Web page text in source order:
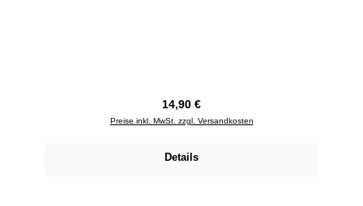
Regulärer Preis:
14,90 €
Preise inkl. MwSt. zzgl. Versandkosten
Details